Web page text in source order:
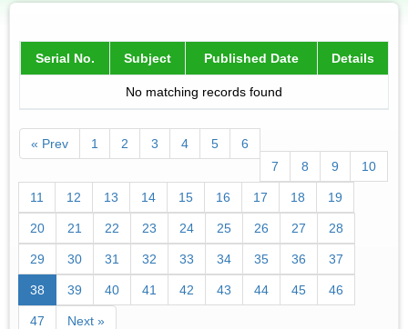
Serial No. Subject Published Date Details
No matching records found
« Prev 1 2 3 4 5
6
7
8 9 10
11 12 13 14 15 16 17 18 19
20 21 22 23 24 25 26 27 28
29 30 31 32 33 34 35 36 37
38 39 40 41 42 43 44 45 46
47 Next »